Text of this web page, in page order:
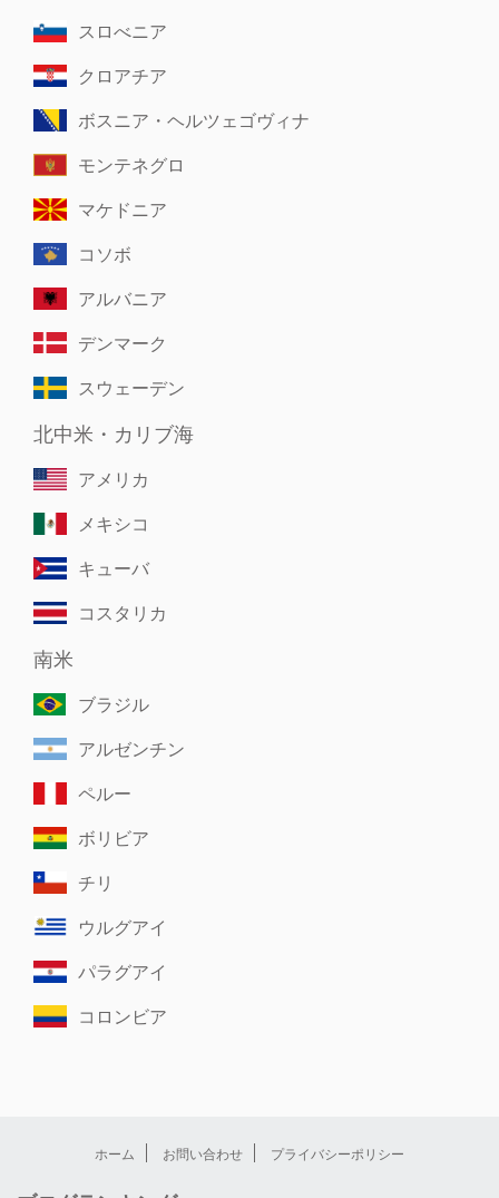
スロべニア
クロアチア
ボスニア・ヘルツェゴヴィナ
モンテネグロ
マケドニア
コソボ
アルバニア
デンマーク
スウェーデン
北中米・カリブ海
アメリカ
メキシコ
キューバ
コスタリカ
南米
ブラジル
アルゼンチン
ペルー
ボリビア
チリ
ウルグアイ
パラグアイ
コロンビア
ホーム お問い合わせ プライバシーポリシー